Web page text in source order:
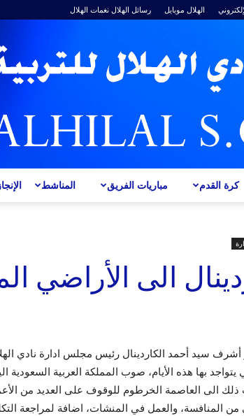
الهلال موبايل رسائل الهلال نغمات الهلال
المناشط مباريات الفريق كرة القدم
الى الأراضي
أشرف سيد أحمد الكاردينال رئيس مجلس ادارة نادي
يتواجد بها هذه الأيام، صوب المملكة العربية السعودية
الى العاصمة الخرطوم للوقوف على العديد من
من المنافسة، والعمل في المنشات، اضافة لمراجعة